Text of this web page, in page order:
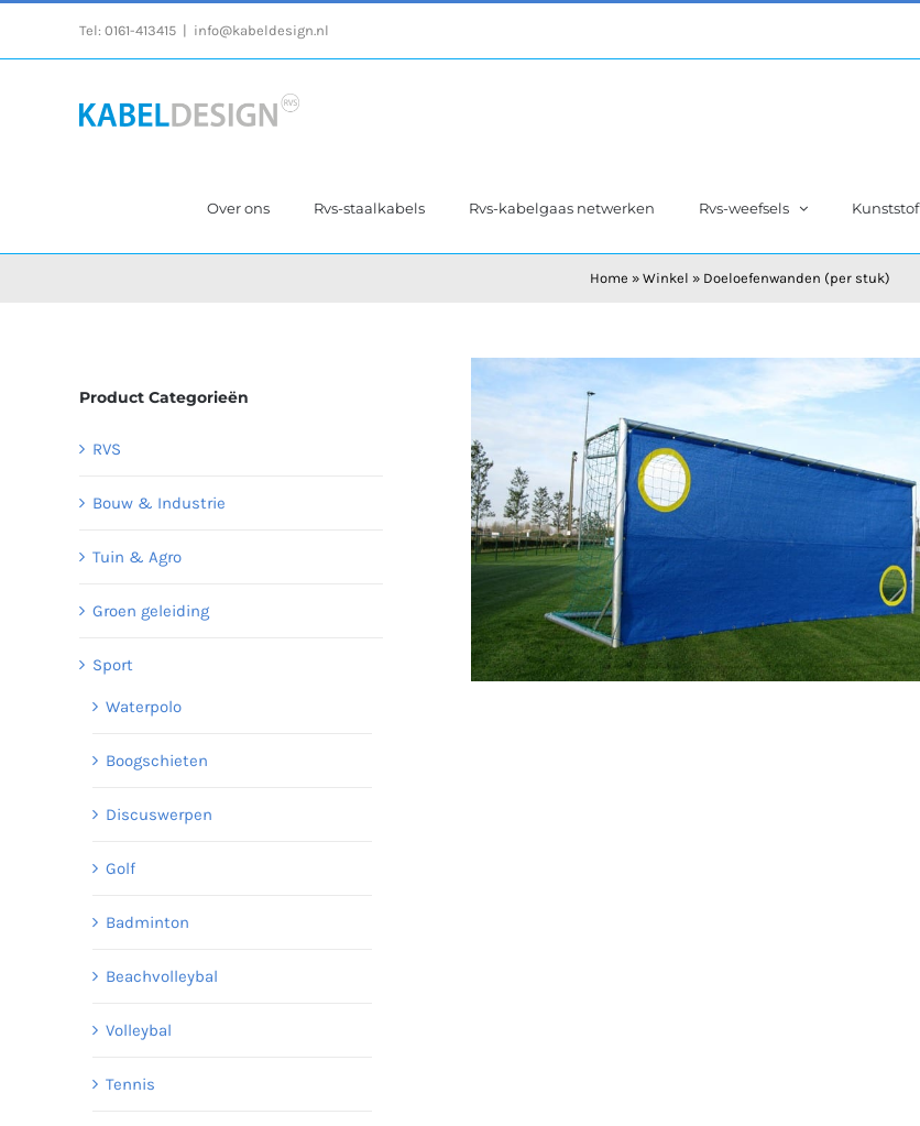
Tel: 0161-413415 info@kabeldesign.nl
Over ons Rvs-staalkabels Rvs-kabelgaas netwerken Rvs-weefsels Kunststof
Home » Winkel » Doeloefenwanden (per stuk)
Product Categorieën
RVS
Bouw & Industrie
Tuin & Agro
Groen geleiding
Sport
Waterpolo
Boogschieten
Discuswerpen
Golf
Badminton
Beachvolleybal
Volleybal
Tennis